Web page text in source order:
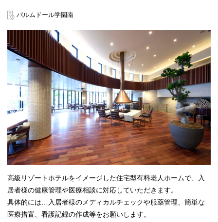
パルムドール学園南
高級リゾートホテルをイメージした住宅型有料老人ホームで、入
居者様の健康管理や医療相談に対応していただきます。
具体的には…入居者様のメディカルチェックや服薬管理、簡単な
医療措置、看護記録の作成等をお願いします。